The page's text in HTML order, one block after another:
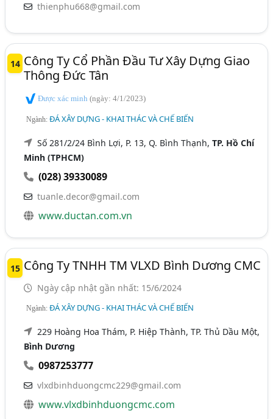
thienphu668@gmail.com
14 Công Ty Cổ Phần Đầu Tư Xây Dựng Giao
Thông Đức Tân
Được xác minh(ngày: 4/1/2023)
Ngành:ĐÁ XÂY DỰNG - KHAI THÁC VÀ CHẾ BIẾN
Số 281/2/24 Bình Lợi, P. 13, Q. Bình Thạnh,TP. Hồ Chí
Minh (TPHCM)
(028) 39330089
tuanle.decor@gmail.com
www.ductan.com.vn
15 Công Ty TNHH TM VLXD Bình Dương CMC
Ngày cập nhật gần nhất: 15/6/2024
Ngành:ĐÁ XÂY DỰNG - KHAI THÁC VÀ CHẾ BIẾN
229 Hoàng Hoa Thám, P. Hiệp Thành, TP. Thủ Dầu Một,
Bình Dương
0987253777
vlxdbinhduongcmc229@gmail.com
www.vlxdbinhduongcmc.com